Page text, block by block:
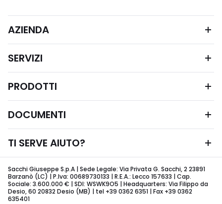
AZIENDA
SERVIZI
PRODOTTI
DOCUMENTI
TI SERVE AIUTO?
Sacchi Giuseppe S.p.A | Sede Legale: Via Privata G. Sacchi, 2 23891
Barzanò (LC) | P.Iva: 00689730133 | R.E.A.: Lecco 157633 | Cap.
Sociale: 3.600.000 € | SDI: WSWK9O5 | Headquarters: Via Filippo da
Desio, 60 20832 Desio (MB) | tel +39 0362 6351 | Fax +39 0362
635401